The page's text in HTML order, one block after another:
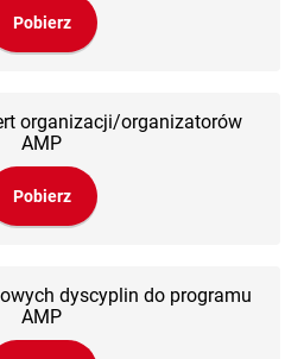
Pobierz
organizacji/organizatorów
AMP
Pobierz
dyscyplin do programu
AMP